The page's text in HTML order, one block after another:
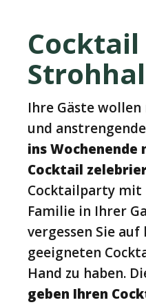
Cocktail
Ihre Gäste
und
ins Wochenende
Cocktail
Cocktailparty mit
Familie in Ihrer
vergessen Sie
geeigneten
Hand zu haben.
geben Ihren